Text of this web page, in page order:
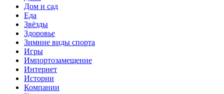
Дом и сад
Еда
Звёзды
Здоровье
Зимние виды спорта
Игры
Импортозамещение
Интернет
Истории
Компании